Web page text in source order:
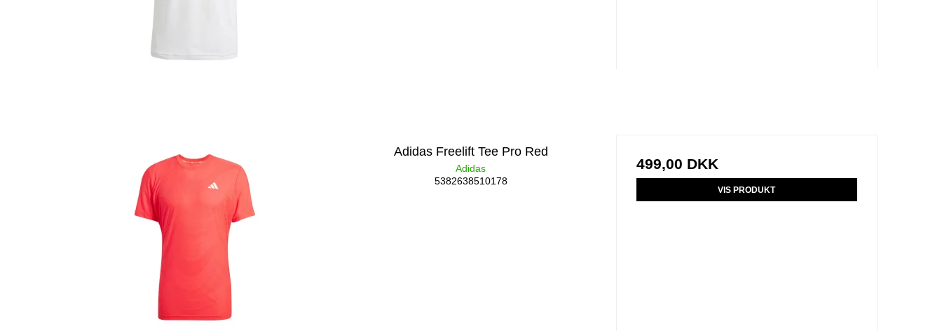
Adidas Freelift Tee Pro Red
Adidas
5382638510178
499,00 DKK
VIS PRODUKT